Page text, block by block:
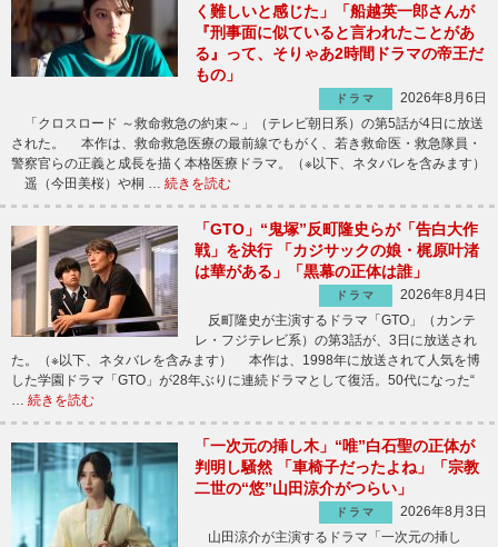
く難しいと感じた」「船越英一郎さんが
『刑事面に似ていると言われたことがあ
る』って、そりゃあ2時間ドラマの帝王だ
もの」
ドラマ
2026年8月6日
「クロスロード ～救命救急の約束～」（テレビ朝日系）の第5話が4日に放送
された。 本作は、救命救急医療の最前線でもがく、若き救命医・救急隊員・
警察官らの正義と成長を描く本格医療ドラマ。（※以下、ネタバレを含みます）
遥（今田美桜）や桐 … 続きを読む
「GTO」“鬼塚”反町隆史らが「告白大作
戦」を決行 「カジサックの娘・梶原叶渚
は華がある」「黒幕の正体は誰」
ドラマ
2026年8月4日
反町隆史が主演するドラマ「GTO」（カンテ
レ・フジテレビ系）の第3話が、3日に放送され
た。（※以下、ネタバレを含みます） 本作は、1998年に放送されて人気を博
した学園ドラマ「GTO」が28年ぶりに連続ドラマとして復活。50代になった“
続きを読む
「一次元の挿し木」“唯”白石聖の正体が
判明し騒然 「車椅子だったよね」「宗教
二世の“悠”山田涼介がつらい」
ドラマ
2026年8月3日
山田涼介が主演するドラマ「一次元の挿し